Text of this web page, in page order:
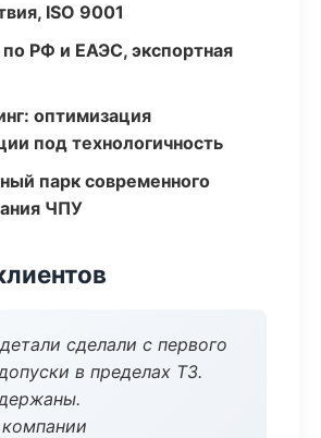
ISO 9001
РФ и ЕАЭС, экспортная
оптимизация
под технологичность
парк современного
ЧПУ
сделали с первого
в пределах ТЗ.